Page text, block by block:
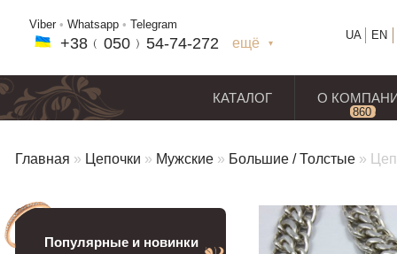
Viber • Whatsapp • Telegram
+38﹙ 050 ﹚54-74-272 ещё
+38(068) 97
UA EN
КАТАЛОГ О
860
Главная » Цепочки » Мужские » Большие / Толстые »
Популярные и новинки